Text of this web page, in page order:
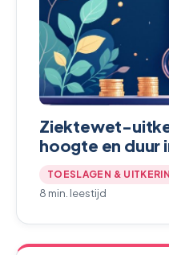
Ziektewet-
hoogte en duur
TOESLAGEN &
8 min. leestijd